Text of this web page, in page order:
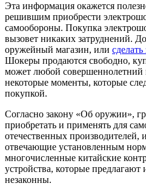
Эта информация окажется
решившим приобрести
самообороны. Покупка
вызовет никаких затруднений.
оружейный магазин, или сделать
Шокеры продаются свободно,
может любой совершеннолетний
некоторые моменты, которые
покупкой.
Согласно закону «Об оружии»,
приобретать и применять для
отечественных
отвечающие установленным
многочисленные китайские
устройства, которые предлагают
незаконны.